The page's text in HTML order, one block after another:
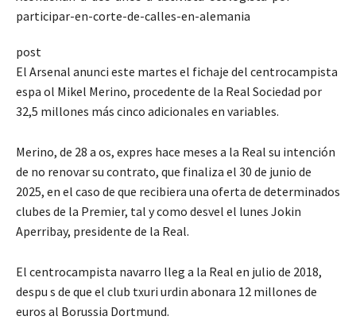
participar-en-corte-de-calles-en-alemania
post
El Arsenal anunci este martes el fichaje del centrocampista
espa ol Mikel Merino, procedente de la Real Sociedad por
32,5 millones más cinco adicionales en variables.
Merino, de 28 a os, expres hace meses a la Real su intención
de no renovar su contrato, que finaliza el 30 de junio de
2025, en el caso de que recibiera una oferta de determinados
clubes de la Premier, tal y como desvel el lunes Jokin
Aperribay, presidente de la Real.
El centrocampista navarro lleg a la Real en julio de 2018,
despu s de que el club txuri urdin abonara 12 millones de
euros al Borussia Dortmund.